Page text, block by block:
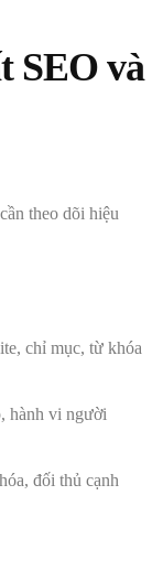
SEO và
theo dõi hiệu
chỉ mục, từ khóa
hành vi người
đối thủ cạnh